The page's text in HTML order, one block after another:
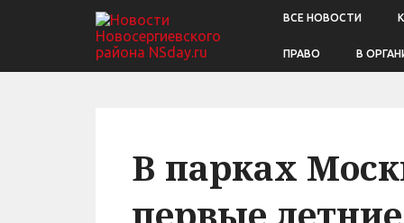
ВСЕ НОВОСТИ
ПРАВО В
В парках